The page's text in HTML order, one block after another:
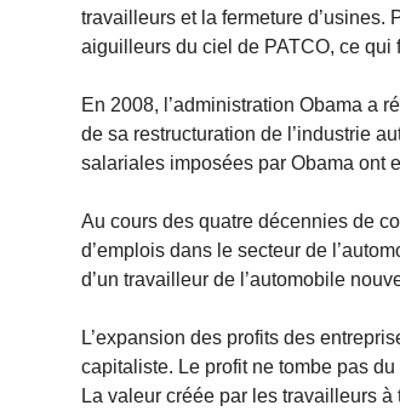
travailleurs et la fermeture
aiguilleurs du ciel de PATCO, ce qui
En 2008, l’administration Obama a
de sa restructuration de l’industrie
salariales imposées par Obama ont
Au cours des quatre décennies de
d’emplois dans le secteur de
d’un travailleur de l’automobile
L’expansion des profits des
capitaliste. Le profit ne tombe pas
La valeur créée par les travailleurs